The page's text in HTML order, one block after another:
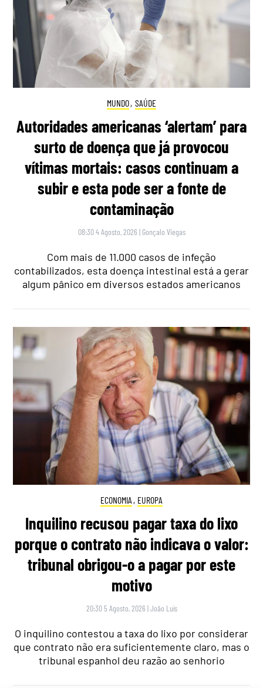
MUNDO, SAÚDE
Autoridades americanas ‘alertam’ para
surto de doença que já provocou
vítimas mortais: casos continuam a
subir e esta pode ser a fonte de
contaminação
08:30 4 Agosto, 2026 | Gonçalo Viegas
Com mais de 11.000 casos de infeção
contabilizados, esta doença intestinal está a gerar
algum pânico em diversos estados americanos
ECONOMIA , EUROPA
Inquilino recusou pagar taxa do lixo
porque o contrato não indicava o valor:
tribunal obrigou-o a pagar por este
motivo
20:30 5 Agosto, 2026 |João Luís
O inquilino contestou a taxa do lixo por considerar
que contrato não era suficientemente claro, mas o
tribunal espanhol deu razão ao senhorio